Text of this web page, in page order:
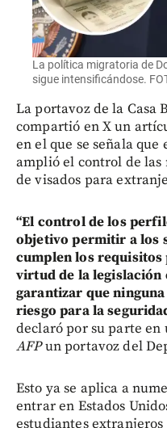
La política migratoria de
sigue intensificándose.
La portavoz de la Casa
compartió en X un
en el que se señala
amplió el control de las
de visados para
“El control de los
objetivo permitir a los
cumplen los requisitos
virtud de la legislación
garantizar que
riesgo para la
declaró por su parte
AFPun portavoz del
Esto ya se aplica a
entrar en Estados
estudiantes